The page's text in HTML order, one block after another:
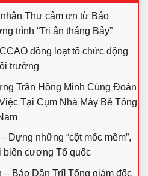
Thư cảm ơn từ Báo
trình “Tri ân tháng Bảy”
đồng loạt tổ chức động
trường
Trần Hồng Minh Cùng Đoàn
Tại Cụm Nhà Máy Bê Tông
Dựng những “cột mốc mềm”,
biên cương Tổ quốc
– Báo Dân Trí] Tổng giám đốc